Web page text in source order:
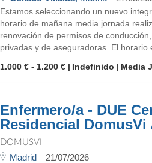
Estamos seleccionando un nuevo
horario de mañana media jornada
renovación de permisos de
privadas y de aseguradoras. El horario
1.000 € - 1.200 €
Indefinido Media
Enfermero/a - DUE
Residencial DomusVi
DOMUSVI
Madrid 21/07/2026